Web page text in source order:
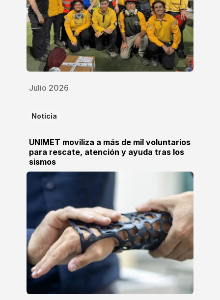
Julio 2026
Noticia
UNIMET moviliza a más de mil voluntarios
para rescate, atención y ayuda tras los
sismos